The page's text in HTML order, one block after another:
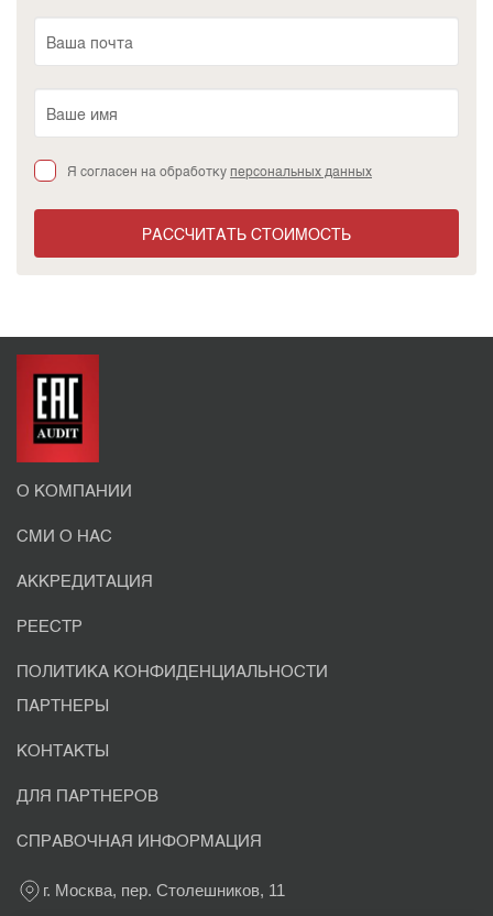
Я согласен на обработкуперсональных данных
РАССЧИТАТЬ СТОИМОСТЬ
О КОМПАНИИ
СМИ О НАС
АККРЕДИТАЦИЯ
РЕЕСТР
ПОЛИТИКА КОНФИДЕНЦИАЛЬНОСТИ
ПАРТНЕРЫ
КОНТАКТЫ
ДЛЯ ПАРТНЕРОВ
СПРАВОЧНАЯ ИНФОРМАЦИЯ
г. Москва, пер. Столешников, 11